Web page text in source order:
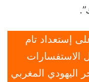
إستعداد تام
الاستفسارات
اليهودي المغربي